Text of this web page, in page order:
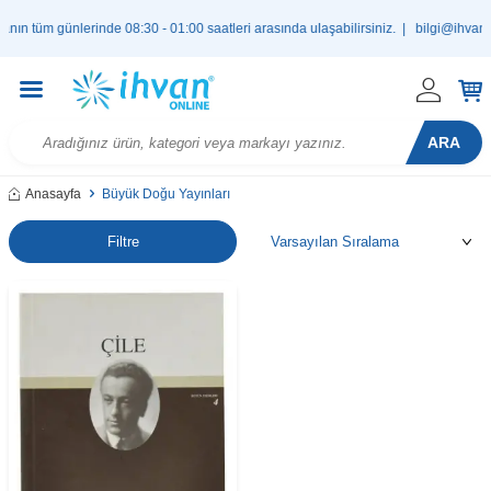
tüm günlerinde 08:30 - 01:00 saatleri arasında ulaşabilirsiniz. |
ARA
Anasayfa Büyük Doğu Yayınları
Filtre